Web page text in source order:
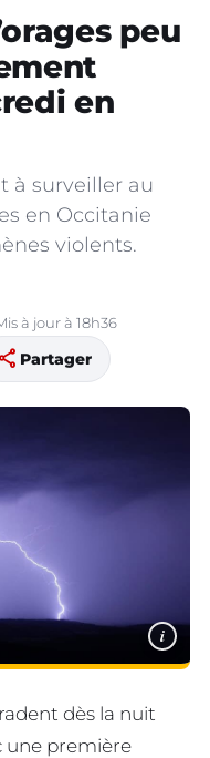
peu
en
à surveiller au
en Occitanie
violents.
à jour à 18h36
share Partager
i
dès la nuit
une première